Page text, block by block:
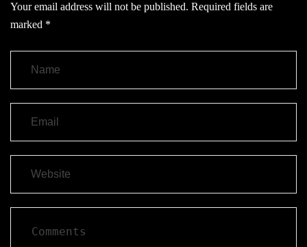
Your email address will not be published. Required fields are
marked *